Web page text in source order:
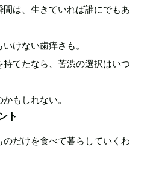
間は、生きていれば誰にでもあ
けない歯痒さも。
持てたなら、苦渋の選択はいつ
もしれない。
ト
だけを食べて暮らしていくわ